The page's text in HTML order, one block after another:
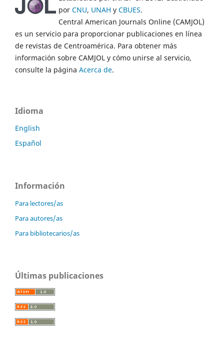
por CNU, UNAH y CBUES.
Central American Journals Online (CAMJOL)
es un servicio para proporcionar publicaciones en línea
de revistas de Centroamérica. Para obtener más
información sobre CAMJOL y cómo unirse al servicio,
consulte la página Acerca de.
Idioma
English
Español
Información
Para lectores/as
Para autores/as
Para bibliotecarios/as
Últimas publicaciones